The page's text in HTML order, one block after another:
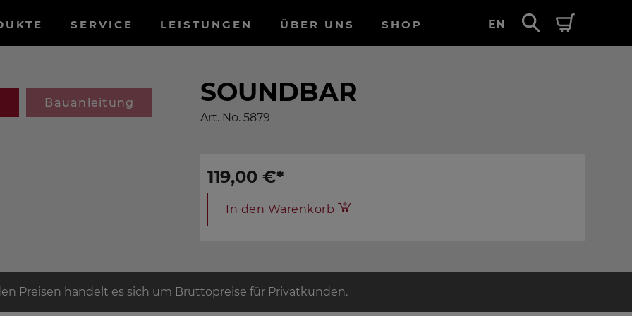
SERVICE LEISTUNGEN ÜBER UNS SHOP EN
Bauanleitung SOUNDBAR
Art. No. 5879
119,00 €*
In den Warenkorb
Preisen handelt es sich um Bruttopreise für Privatkunden.